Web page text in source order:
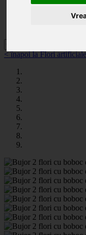
< înapoi la Flori artificiale